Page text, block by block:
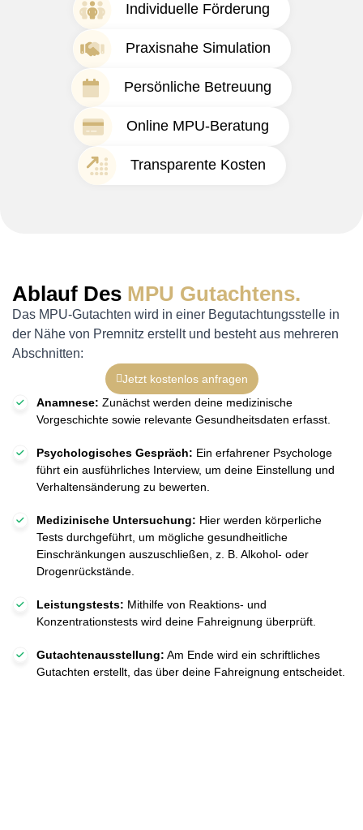
Individuelle Förderung
Praxisnahe Simulation
Persönliche Betreuung
Online MPU-Beratung
Transparente Kosten
Ablauf Des MPU Gutachtens.
Das MPU-Gutachten wird in einer Begutachtungsstelle in
der Nähe von Premnitz erstellt und besteht aus mehreren
Abschnitten:
Jetzt kostenlos anfragen
Anamnese: Zunächst werden deine medizinische
Vorgeschichte sowie relevante Gesundheitsdaten erfasst.
Psychologisches Gespräch: Ein erfahrener Psychologe
führt ein ausführliches Interview, um deine Einstellung und
Verhaltensänderung zu bewerten.
Medizinische Untersuchung: Hier werden körperliche
Tests durchgeführt, um mögliche gesundheitliche
Einschränkungen auszuschließen, z. B. Alkohol- oder
Drogenrückstände.
Leistungstests: Mithilfe von Reaktions- und
Konzentrationstests wird deine Fahreignung überprüft.
Gutachtenausstellung: Am Ende wird ein schriftliches
Gutachten erstellt, das über deine Fahreignung entscheidet.